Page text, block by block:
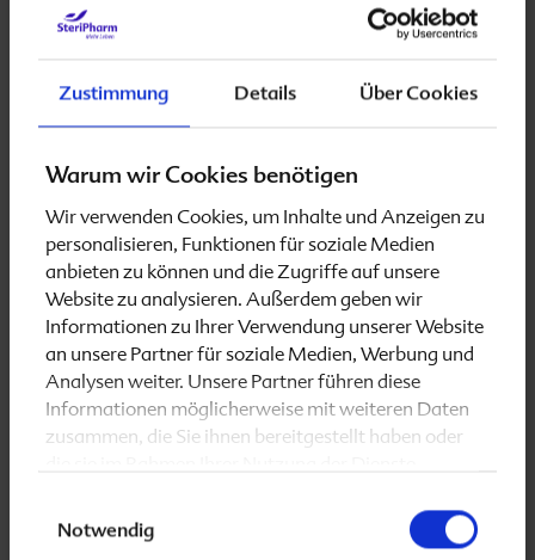
Zustimmung Details Über Cookies
Warum wir Cookies benötigen
Wir verwenden Cookies, um Inhalte und Anzeigen zu
personalisieren, Funktionen für soziale Medien
anbieten zu können und die Zugriffe auf unsere
Website zu analysieren. Außerdem geben wir
Informationen zu Ihrer Verwendung unserer Website
an unsere Partner für soziale Medien, Werbung und
Analysen weiter. Unsere Partner führen diese
Informationen möglicherweise mit weiteren Daten
zusammen, die Sie ihnen bereitgestellt haben oder
Notwendig